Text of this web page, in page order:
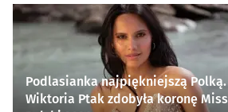
Podlasianka najpiękniejszą Polką.
Wiktoria Ptak zdobyła koronę Miss